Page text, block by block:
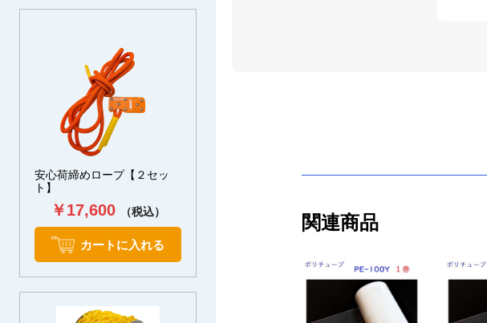
安心荷締めロープ【２セッ
ト】
￥17,600 （税込）
カートに入れる
関連商品